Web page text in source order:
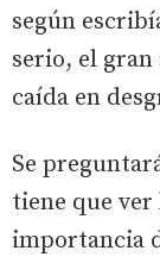
según
serio, el
caída en
Se
tiene que ver
importancia